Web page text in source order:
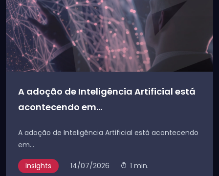
A adoção de Inteligência Artificial está
acontecendo em...
A adoção de Inteligência Artificial está acontecendo
em...
Insights 14/07/2026 1 min.